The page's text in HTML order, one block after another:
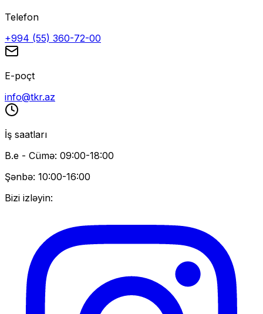
Telefon
+994 (55) 360-72-00
E-poçt
info@tkr.az
İş saatları
B.e - Cümə: 09:00-18:00
Şənbə: 10:00-16:00
Bizi izləyin: